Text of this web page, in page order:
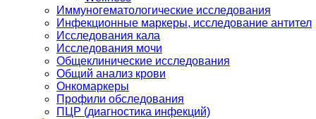
Иммуногематологические исследования
Инфекционные маркеры, исследование антител
Исследования кала
Исследования мочи
Общеклинические исследования
Общий анализ крови
Онкомаркеры
Профили обследования
ПЦР (диагностика инфекций)